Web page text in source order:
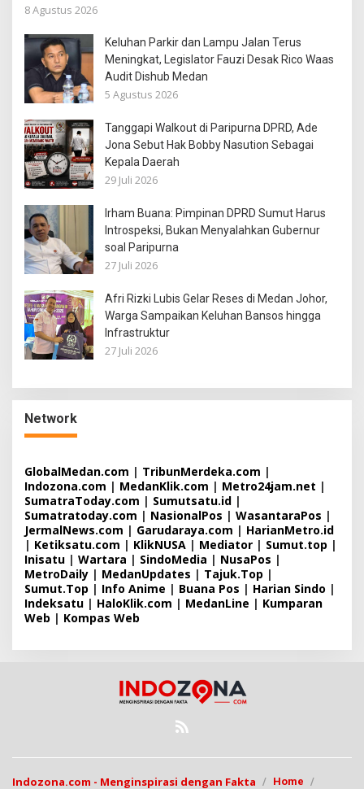
8 Agustus 2026
Keluhan Parkir dan Lampu Jalan Terus
Meningkat, Legislator Fauzi Desak Rico Waas
Audit Dishub Medan
5 Agustus 2026
Tanggapi Walkout di Paripurna DPRD, Ade
Jona Sebut Hak Bobby Nasution Sebagai
Kepala Daerah
29 Juli 2026
Irham Buana: Pimpinan DPRD Sumut Harus
Introspeksi, Bukan Menyalahkan Gubernur
soal Paripurna
27 Juli 2026
Afri Rizki Lubis Gelar Reses di Medan Johor,
Warga Sampaikan Keluhan Bansos hingga
Infrastruktur
27 Juli 2026
Network
GlobalMedan.com | TribunMerdeka.com |
Indozona.com | MedanKlik.com | Metro24jam.net |
SumatraToday.com | Sumutsatu.id |
Sumatratoday.com | NasionalPos | WasantaraPos |
JermalNews.com | Garudaraya.com | HarianMetro.id
| Ketiksatu.com | KlikNUSA | Mediator | Sumut.top |
Inisatu | Wartara | SindoMedia | NusaPos |
MetroDaily | MedanUpdates | Tajuk.Top |
Sumut.Top | Info Anime | Buana Pos | Harian Sindo |
Indeksatu | HaloKlik.com | MedanLine | Kumparan
Web | Kompas Web
Indozona.com - Menginspirasi dengan Fakta Home